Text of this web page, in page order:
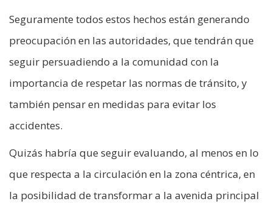
Seguramente todos estos hechos están generando
preocupación en las autoridades, que tendrán que
seguir persuadiendo a la comunidad con la
importancia de respetar las normas de tránsito, y
también pensar en medidas para evitar los
accidentes.
Quizás habría que seguir evaluando, al menos en lo
que respecta a la circulación en la zona céntrica, en
la posibilidad de transformar a la avenida principal